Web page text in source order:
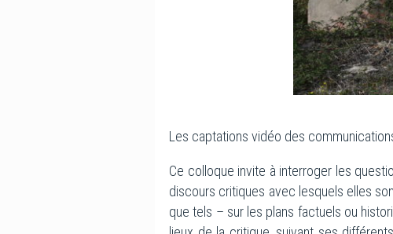
Les captations vidéo des
Ce colloque invite à interroger les
discours critiques avec lesquels elles
que tels – sur les plans factuels ou